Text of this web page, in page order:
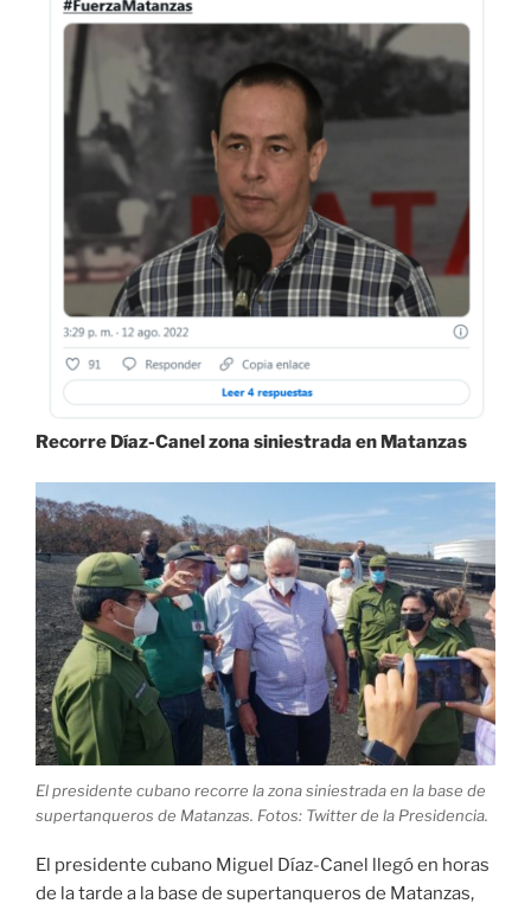
Recorre Díaz-Canel zona siniestrada en Matanzas
El presidente cubano recorre la zona siniestrada en la base de
supertanqueros de Matanzas. Fotos: Twitter de la Presidencia.
El presidente cubano Miguel Díaz-Canel llegó en horas
de la tarde a la base de supertanqueros de Matanzas,